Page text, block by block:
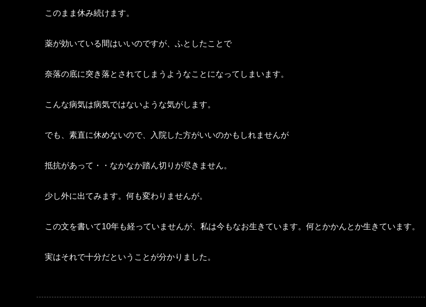
このまま休み続けます。
薬が効いている間はいいのですが、ふとしたことで
奈落の底に突き落とされてしまうようなことになってしまいます。
こんな病気は病気ではないような気がします。
でも、素直に休めないので、入院した方がいいのかもしれませんが
抵抗があって・・なかなか踏ん切りが尽きません。
少し外に出てみます。何も変わりませんが。
この文を書いて10年も経っていませんが、私は今もなお生きています。何とかかんとか生きています。
実はそれで十分だということが分かりました。